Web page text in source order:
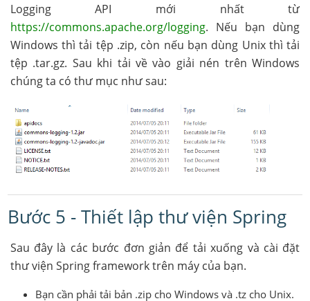
Logging API mới nhất từ
https://commons.apache.org/logging. Nếu bạn dùng
Windows thì tải tệp .zip, còn nếu bạn dùng Unix thì tải
tệp .tar.gz. Sau khi tải về vào giải nén trên Windows
chúng ta có thư mục như sau:
Bước 5 - Thiết lập thư viện Spring
Sau đây là các bước đơn giản để tải xuống và cài đặt
thư viện Spring framework trên máy của bạn.
Bạn cần phải tải bản .zip cho Windows và .tz cho Unix.